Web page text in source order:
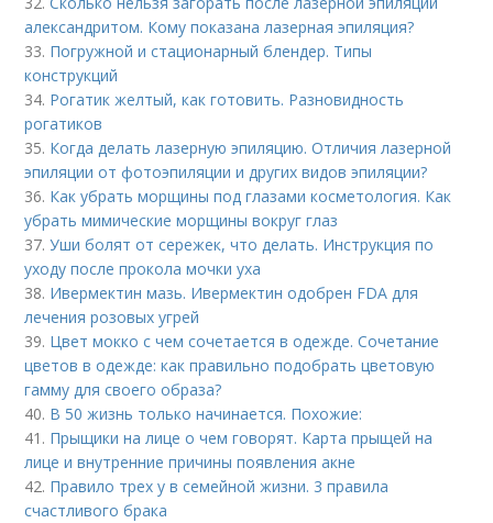
александритом. Кому показана лазерная эпиляция?
33. Погружной и стационарный блендер. Типы
конструкций
34. Рогатик желтый, как готовить. Разновидность
рогатиков
35. Когда делать лазерную эпиляцию. Отличия лазерной
эпиляции от фотоэпиляции и других видов эпиляции?
36. Как убрать морщины под глазами косметология. Как
убрать мимические морщины вокруг глаз
37.Уши болят от сережек, что делать. Инструкция по
уходу после прокола мочки уха
38. Ивермектин мазь. Ивермектин одобрен FDA для
лечения розовых угрей
39. Цвет мокко с чем сочетается в одежде. Сочетание
цветов в одежде: как правильно подобрать цветовую
гамму для своего образа?
40. В 50 жизнь только начинается. Похожие:
41. Прыщики на лице о чем говорят. Карта прыщей на
лице и внутренние причины появления акне
42. Правило трех у в семейной жизни. 3 правила
счастливого брака